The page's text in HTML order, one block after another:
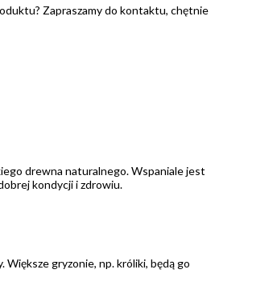
Zapraszamy do kontaktu, chętnie
drewna naturalnego. Wspaniale jest
kondycji i zdrowiu.
gryzonie, np. króliki, będą go